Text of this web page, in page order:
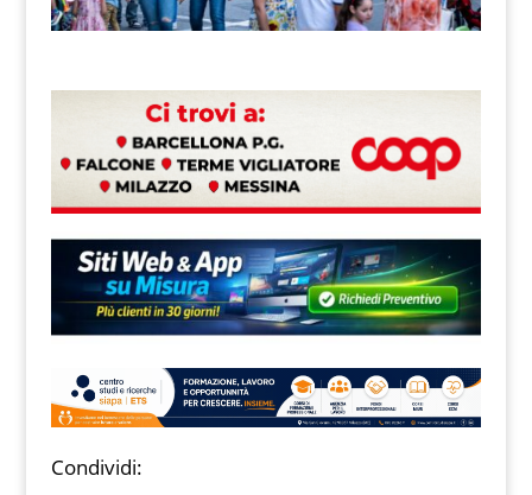
Condividi: